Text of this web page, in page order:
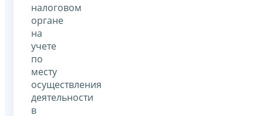
налоговом
органе
на
учете
по
месту
осуществления
деятельности
в